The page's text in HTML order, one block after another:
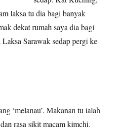
laksa tu dia bagi banyak
dekat rumah saya dia bagi
Sarawak sedap pergi ke
‘melanau’. Makanan tu ialah
rasa sikit macam kimchi.